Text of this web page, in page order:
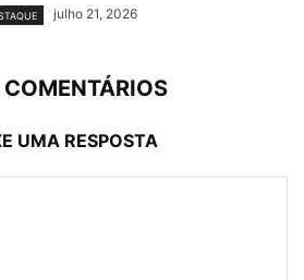
julho 21, 2026
COMENTÁRIOS
UMA RESPOSTA